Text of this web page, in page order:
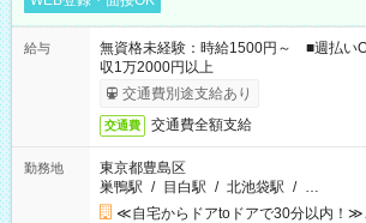
給与
無資格未経験：時給1500円～ ■週払
収1万2000円以上
交通費別途支給あり
交通費 交通費全額支給
勤務地
東京都豊島区
巣鴨駅 / 目白駅 / 北池袋駅 / …
≪自宅からドアtoドアで30分以内！≫